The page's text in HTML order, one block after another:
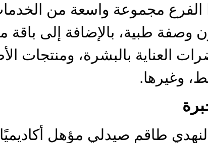
الفرع مجموعة واسعة من
وصفة طبية، بالإضافة إلى
العناية بالبشرة، ومنتجات
وغيرها.
طاقم صيدلي مؤهل